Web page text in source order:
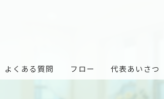
よくある質問 フロー 代表あいさつ